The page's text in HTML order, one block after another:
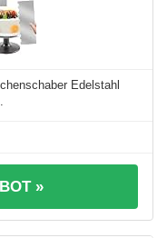
Edelstahl
»